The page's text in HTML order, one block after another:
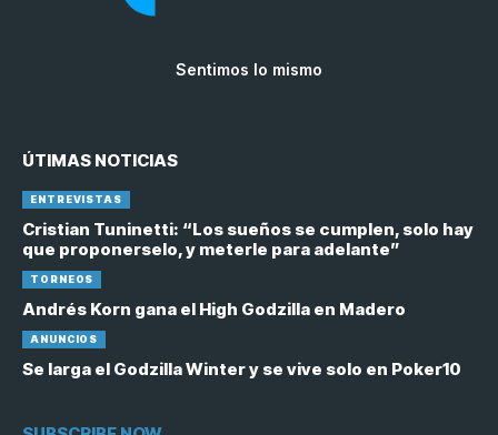
Sentimos lo mismo
ÚTIMAS NOTICIAS
ENTREVISTAS
Cristian Tuninetti: “Los sueños se cumplen, solo hay
que proponerselo, y meterle para adelante”
TORNEOS
Andrés Korn gana el High Godzilla en Madero
ANUNCIOS
Se larga el Godzilla Winter y se vive solo en Poker10